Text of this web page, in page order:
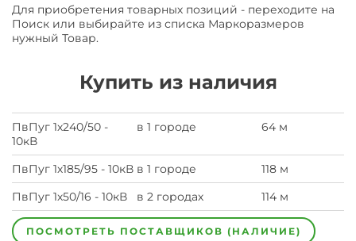
Для приобретения товарных позиций - переходите на
Поиск или выбирайте из списка Маркоразмеров
нужный Товар.
Купить из наличия
ПвПуг 1х240/50 -
10кВ
в 1 городе 64 м
ПвПуг 1х185/95 - 10кВ в 1 городе
118 м
ПвПуг 1х50/16 - 10кВ
в 2 городах 114 м
ПОСМОТРЕТЬ ПОСТАВЩИКОВ (НАЛИЧИЕ)